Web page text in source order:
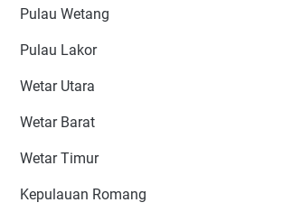
Pulau Wetang
Pulau Lakor
Wetar Utara
Wetar Barat
Wetar Timur
Kepulauan Romang